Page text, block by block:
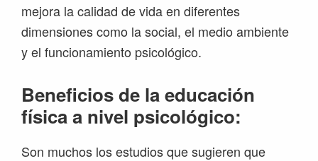
mejora la calidad de vida en diferentes
dimensiones como la social, el medio ambiente
y el funcionamiento psicológico.
Beneficios de la educación
física a nivel psicológico:
Son muchos los estudios que sugieren que